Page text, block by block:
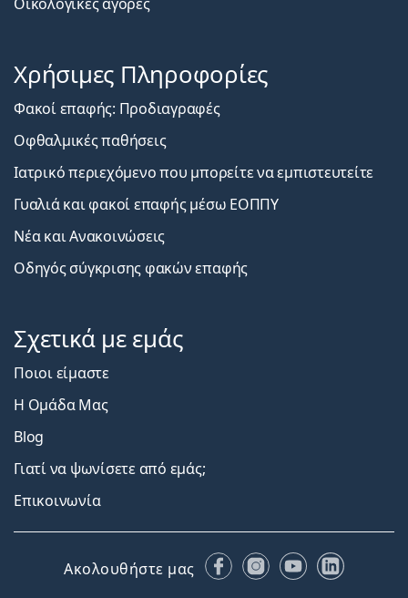
Χρήσιμες Πληροφορίες
Φακοί επαφής: Προδιαγραφές
Οφθαλμικές παθήσεις
Ιατρικό περιεχόμενο που μπορείτε να εμπιστευτείτε
Γυαλιά και φακοί επαφής μέσω ΕΟΠΠΥ
Νέα και Ανακοινώσεις
Οδηγός σύγκρισης φακών επαφής
Σχετικά με εμάς
Ποιοι είμαστε
Η Ομάδα Μας
Blog
Γιατί να ψωνίσετε από εμάς;
Επικοινωνία
Ακολουθήστε μας FacebookInstagram
YouTubeLinkedIn